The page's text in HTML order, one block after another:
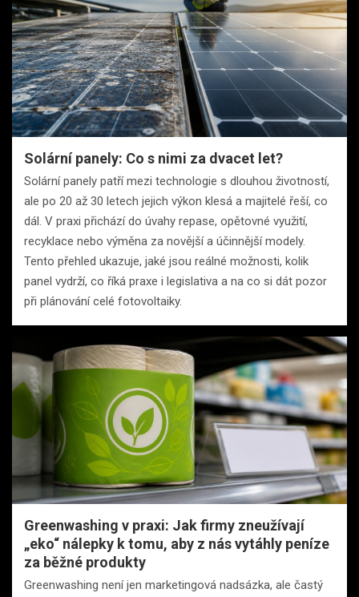
Solární panely: Co s nimi za dvacet let?
Solární panely patří mezi technologie s dlouhou životností,
ale po 20 až 30 letech jejich výkon klesá a majitelé řeší, co
dál. V praxi přichází do úvahy repase, opětovné využití,
recyklace nebo výměna za novější a účinnější modely.
Tento přehled ukazuje, jaké jsou reálné možnosti, kolik
panel vydrží, co říká praxe i legislativa a na co si dát pozor
při plánování celé fotovoltaiky.
Greenwashing v praxi: Jak firmy zneužívají
„eko“ nálepky k tomu, aby z nás vytáhly peníze
za běžné produkty
Greenwashing není jen marketingová nadsázka, ale častý